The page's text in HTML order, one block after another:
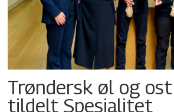
Trøndersk øl og
tildelt Spesialitet